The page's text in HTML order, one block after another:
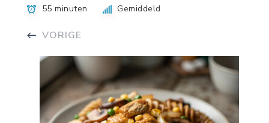
55 minuten Gemiddeld
VORIGE